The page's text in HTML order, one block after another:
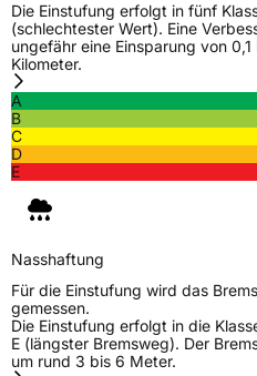
FahrzeugartPKW & SUV
Weitere Eigenschaften
SchlauchtypTL
ZustandNeureifen
M+S
EU Label
EffizienzC
Nasshaftung D
Die Einstufung erfolgt in fünf
(schlechtester Wert). Eine
ungefähr eine Einsparung von
Kilometer.
A
B
C
D
E
Nasshaftung
Für die Einstufung wird das
gemessen.
Die Einstufung erfolgt in die
E (längster Bremsweg). Der
um rund 3 bis 6 Meter.